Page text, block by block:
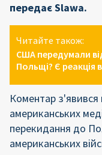
передає Slawa.
Читайте також:
США передумали
Польщі? Є реакція
Коментар з'явився
американських
перекидання до
американських